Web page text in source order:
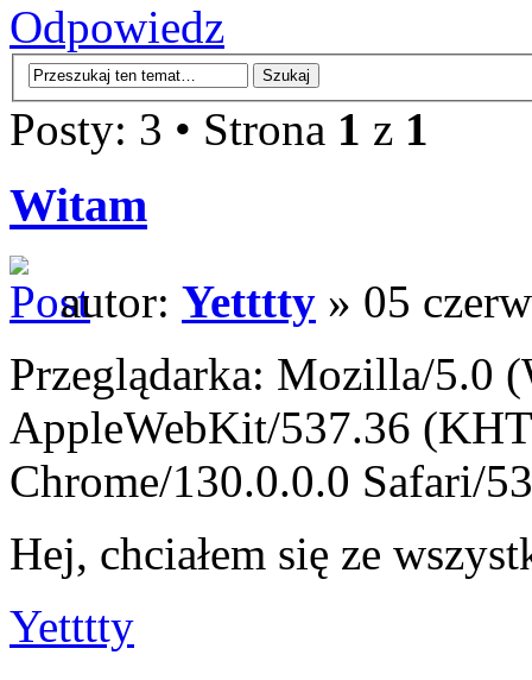
Odpowiedz
Posty: 3 • Strona 1 z 1
Witam
autor: Yetttty » 05
Przeglądarka: Mozilla/5.0
AppleWebKit/537.36
Chrome/130.0.0.0 Safari/
Hej, chciałem się ze
Yetttty